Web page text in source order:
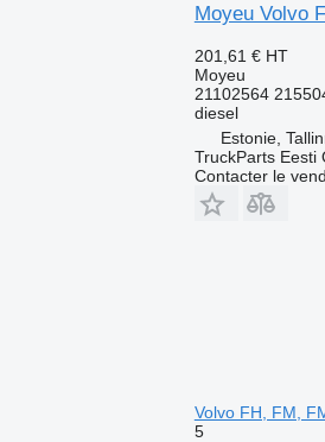
Moyeu Volvo
201,61 € HT
Moyeu
21102564
diesel
Estonie,
TruckParts Eesti
Contacter le
Volvo FH, FM,
5